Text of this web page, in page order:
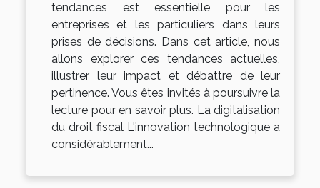
tendances est essentielle pour les
entreprises et les particuliers dans leurs
prises de décisions. Dans cet article, nous
allons explorer ces tendances actuelles,
illustrer leur impact et débattre de leur
pertinence. Vous êtes invités à poursuivre la
lecture pour en savoir plus. La digitalisation
du droit fiscal L'innovation technologique a
considérablement...